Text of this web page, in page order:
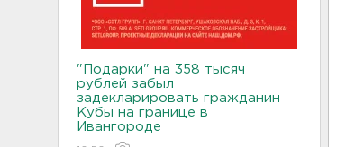
"Подарки" на 358 тысяч
рублей забыл
задекларировать гражданин
Кубы на границе в
Ивангороде